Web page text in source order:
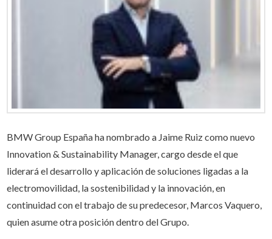
BMW Group España ha nombrado a Jaime Ruiz como nuevo
Innovation & Sustainability Manager, cargo desde el que
liderará el desarrollo y aplicación de soluciones ligadas a la
electromovilidad, la sostenibilidad y la innovación, en
continuidad con el trabajo de su predecesor, Marcos Vaquero,
quien asume otra posición dentro del Grupo.